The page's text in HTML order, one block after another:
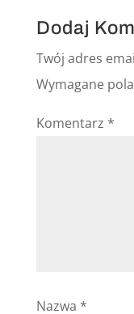
Dodaj
Twój adres
Wymagane
Komentarz *
Nazwa *